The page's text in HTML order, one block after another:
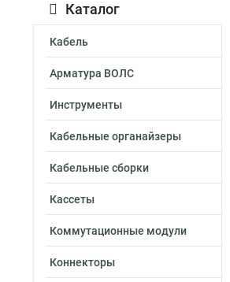
Каталог
Кабель
Арматура ВОЛС
Инструменты
Кабельные органайзеры
Кабельные сборки
Кассеты
Коммутационные модули
Коннекторы